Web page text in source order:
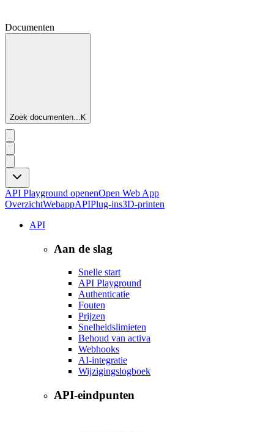
Documenten
Zoek documenten...K
API Playground openenOpen Web App
OverzichtWebappAPIPlug-ins3D-printen
API
Aan de slag
Snelle start
API Playground
Authenticatie
Fouten
Prijzen
Snelheidslimieten
Behoud van activa
Webhooks
AI-integratie
Wijzigingslogboek
API-eindpunten